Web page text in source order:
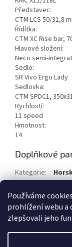
Používáme
prohlížení webu a
zlepšovali jeho
Představec:
CTM LCS 50/31,8
Řídítka:
CTM XC Rise bar,
Hlavové složení:
Neco semi-
Sedlo:
SR Vivo Ergo Lady
Sedlovka:
CTM SPDC1,
Rychlostí:
11 speed
Hmotnost:
14
Doplňkové
Kategorie:
Položka byla